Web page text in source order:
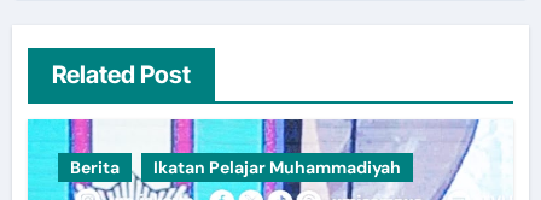
Related Post
Berita Ikatan Pelajar Muhammadiyah